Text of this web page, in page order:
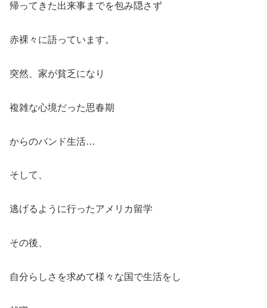
帰ってきた出来事までを包み隠さず
赤裸々に語っています。
突然、家が貧乏になり
複雑な心境だった思春期
からのバンド生活…
そして、
逃げるように行ったアメリカ留学
その後、
自分らしさを求めて様々な国で生活をし